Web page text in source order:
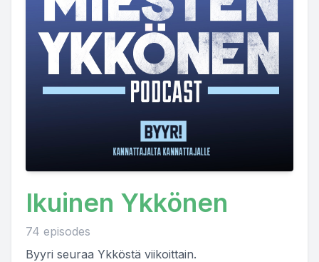
Ikuinen Ykkönen
74 episodes
Byyri seuraa Ykköstä viikoittain.